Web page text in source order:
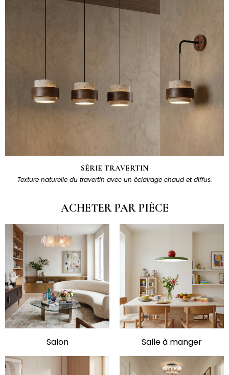
SÉRIE TRAVERTIN
Texture naturelle du travertin avec un éclairage chaud et diffus.
ACHETER PAR PIÈCE
Salon Salle à manger